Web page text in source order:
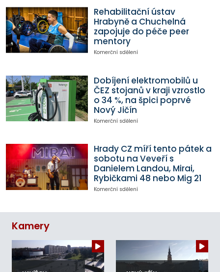
Rehabilitační ústav
Hrabyně a Chuchelná
zapojuje do péče peer
mentory
Komerční sdělení
Dobíjení elektromobilů u
ČEZ stojanů v kraji vzrostlo
o 34 %, na špici poprvé
Nový Jičín
Komerční sdělení
Hrady CZ míří tento pátek a
sobotu na Veveří s
Danielem Landou, Mirai,
Rybičkami 48 nebo Mig 21
Komerční sdělení
Kamery